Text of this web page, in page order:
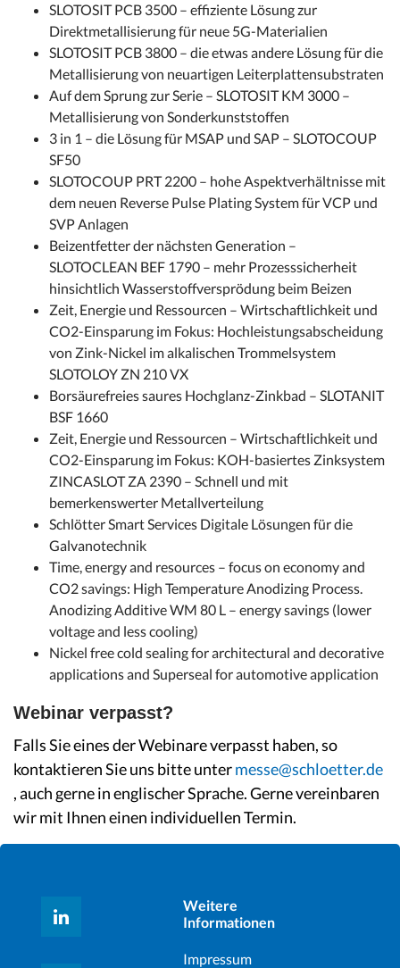
SLOTOSIT PCB 3500 – effiziente Lösung zur
Direktmetallisierung für neue 5G-Materialien
SLOTOSIT PCB 3800 – die etwas andere Lösung für die
Metallisierung von neuartigen Leiterplattensubstraten
Auf dem Sprung zur Serie – SLOTOSIT KM 3000 –
Metallisierung von Sonderkunststoffen
3 in 1 – die Lösung für MSAP und SAP – SLOTOCOUP
SF50
SLOTOCOUP PRT 2200 – hohe Aspektverhältnisse mit
dem neuen Reverse Pulse Plating System für VCP und
SVP Anlagen
Beizentfetter der nächsten Generation –
SLOTOCLEAN BEF 1790 – mehr Prozesssicherheit
hinsichtlich Wasserstoffversprödung beim Beizen
Zeit, Energie und Ressourcen – Wirtschaftlichkeit und
CO2-Einsparung im Fokus: Hochleistungsabscheidung
von Zink-Nickel im alkalischen Trommelsystem
SLOTOLOY ZN 210 VX
Borsäurefreies saures Hochglanz-Zinkbad – SLOTANIT
BSF 1660
Zeit, Energie und Ressourcen – Wirtschaftlichkeit und
CO2-Einsparung im Fokus: KOH-basiertes Zinksystem
ZINCASLOT ZA 2390 – Schnell und mit
bemerkenswerter Metallverteilung
Schlötter Smart Services Digitale Lösungen für die
Galvanotechnik
Time, energy and resources – focus on economy and
CO2 savings: High Temperature Anodizing Process.
Anodizing Additive WM 80 L – energy savings (lower
voltage and less cooling)
Nickel free cold sealing for architectural and decorative
applications and Superseal for automotive application
Webinar verpasst?
Falls Sie eines der Webinare verpasst haben, so
kontaktieren Sie uns bitte untermesse@schloetter.de
, auch gerne in englischer Sprache. Gerne vereinbaren
wir mit Ihnen einen individuellen Termin.
Weitere
Informationen
Impressum